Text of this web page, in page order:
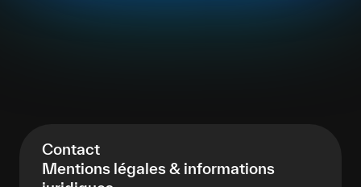
Contact
Mentions légales & informations